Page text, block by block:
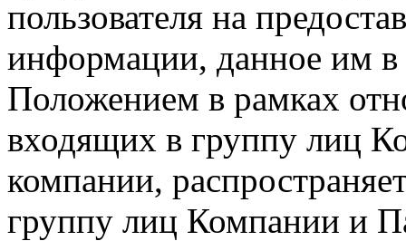
пользователя на
информации, данное им в
Положением в рамках
входящих в группу лиц
компании,
группу лиц Компании и